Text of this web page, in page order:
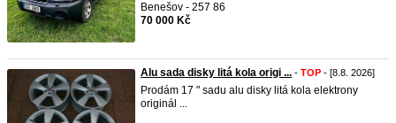
Benešov - 257 86
70 000 Kč
Alu sada disky litá kola origi ... - TOP - [8.8. 2026]
Prodám 17 " sadu alu disky litá kola elektrony
originál ...